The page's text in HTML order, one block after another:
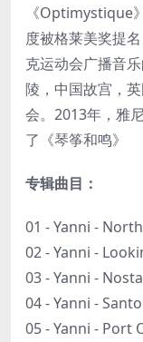
《Optimystique
度被格莱美奖提
克运动会广播音
陵，中国故宫，
会。2013年，雅
了《琴筝和鸣》
专辑曲目：
01 - Yanni -
02 - Yanni -
03 - Yanni -
04 - Yanni -
05 - Yanni - Port